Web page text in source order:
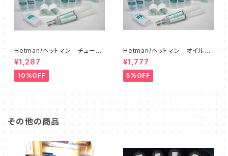
Hetman/ヘットマン チューニ
ングスライドグリス 8
¥1,287
10%OFF
Hetman/ヘットマン オイル各
種
¥1,777
5%OFF
その他の商品